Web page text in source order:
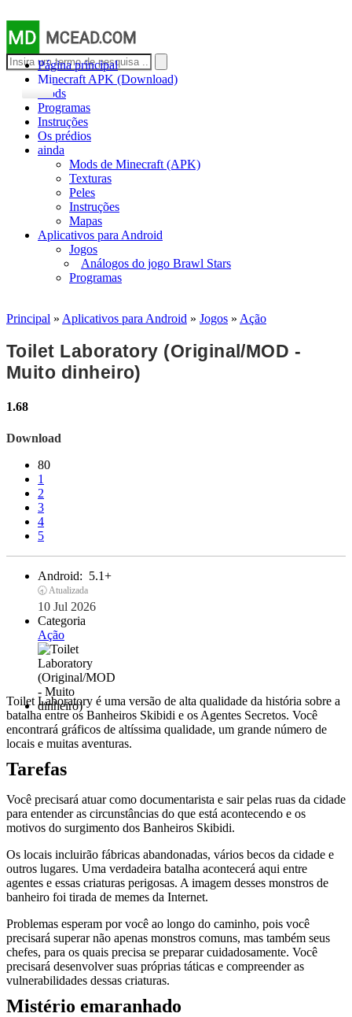
MD MCEAD.COM
Página principal
Minecraft APK (Download)
Mods
Programas
Instruções
Os prédios
ainda
Mods de Minecraft (APK)
Texturas
Peles
Instruções
Mapas
Aplicativos para Android
Jogos
Análogos do jogo Brawl Stars
Programas
Principal » Aplicativos para Android » Jogos » Ação
Toilet Laboratory (Original/MOD -
Muito dinheiro)
1.68
Download
80
1
2
3
4
5
Android: 5.1+
🕣 Atualizada
10 Jul 2026
Categoria
Ação
Toilet Laboratory é uma versão de alta qualidade da história sobre a
batalha entre os Banheiros Skibidi e os Agentes Secretos. Você
encontrará gráficos de altíssima qualidade, um grande número de
locais e muitas aventuras.
Tarefas
Você precisará atuar como documentarista e sair pelas ruas da cidade
para entender as circunstâncias do que está acontecendo e os
motivos do surgimento dos Banheiros Skibidi.
Os locais incluirão fábricas abandonadas, vários becos da cidade e
outros lugares. Uma verdadeira batalha acontecerá aqui entre
agentes e essas criaturas perigosas. A imagem desses monstros de
banheiro foi tirada de memes da Internet.
Problemas esperam por você ao longo do caminho, pois você
precisará superar não apenas monstros comuns, mas também seus
chefes, para os quais precisa se preparar cuidadosamente. Você
precisará desenvolver suas próprias táticas e compreender as
vulnerabilidades dessas criaturas.
Mistério emaranhado